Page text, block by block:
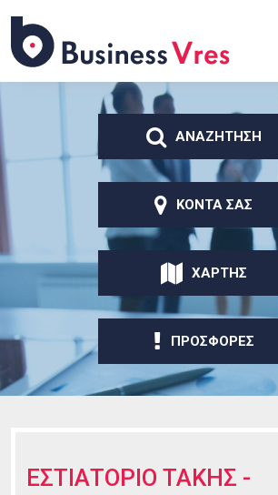
κυρίως περιεχόμενο
Business
ΑΝΑΖΗΤΗΣΗ
ΚΟΝΤΑ ΣΑΣ
ΧΑΡΤΗΣ
ΠΡΟΣΦΟΡΕΣ
ΕΣΤΙΑΤΟΡΙΟ ΤΑΚΗΣ -